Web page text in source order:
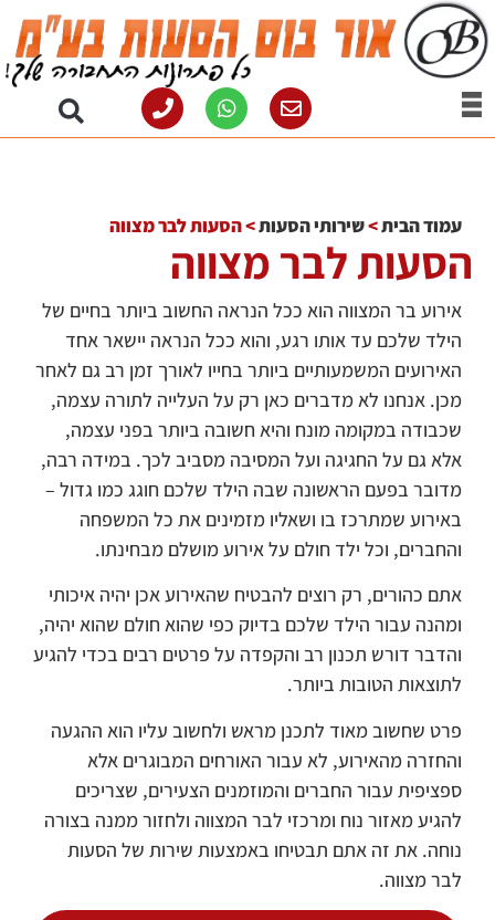
עמוד הבית>שירותי הסעות>הסעות לבר מצווה
הסעות לבר מצווה
אירוע בר המצווה הוא ככל הנראה החשוב ביותר בחיים של
הילד שלכם עד אותו רגע, והוא ככל הנראה יישאר אחד
האירועים המשמעותיים ביותר בחייו לאורך זמן רב גם לאחר
מכן. אנחנו לא מדברים כאן רק על העלייה לתורה עצמה,
שכבודה במקומה מונח והיא חשובה ביותר בפני עצמה,
אלא גם על החגיגה ועל המסיבה מסביב לכך. במידה רבה,
מדובר בפעם הראשונה שבה הילד שלכם חוגג כמו גדול –
באירוע שמתרכז בו ושאליו מזמינים את כל המשפחה
והחברים, וכל ילד חולם על אירוע מושלם מבחינתו.
אתם כהורים, רק רוצים להבטיח שהאירוע אכן יהיה איכותי
ומהנה עבור הילד שלכם בדיוק כפי שהוא חולם שהוא יהיה,
והדבר דורש תכנון רב והקפדה על פרטים רבים בכדי להגיע
לתוצאות הטובות ביותר.
פרט שחשוב מאוד לתכנן מראש ולחשוב עליו הוא ההגעה
והחזרה מהאירוע, לא עבור האורחים המבוגרים אלא
ספציפית עבור החברים והמוזמנים הצעירים, שצריכים
להגיע מאזור נוח ומרכזי לבר המצווה ולחזור ממנה בצורה
נוחה. את זה אתם תבטיחו באמצעות שירות של הסעות
לבר מצווה.